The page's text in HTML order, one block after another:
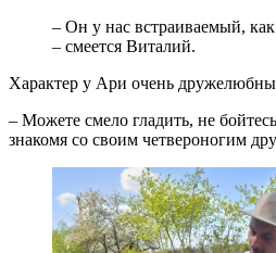
– Он у нас встраиваемый,
– смеется Виталий.
Характер у Ари очень
– Можете смело гладить, не
знакомя со своим четвероногим